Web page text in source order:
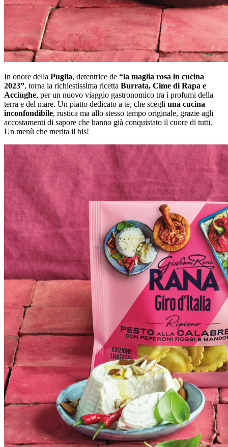
In onore della Puglia, detentrice de “la maglia rosa in cucina
2023”, torna la richiestissima ricetta Burrata, Cime di Rapa e
Acciughe, per un nuovo viaggio gastronomico tra i profumi della
terra e del mare. Un piatto dedicato a te, che scegli una cucina
inconfondibile, rustica ma allo stesso tempo originale, grazie agli
accostamenti di sapore che hanno già conquistato il cuore di tutti.
Un menù che merita il bis!